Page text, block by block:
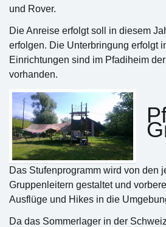
und Rover.
Die Anreise erfolgt soll in diesem
erfolgen. Die Unterbringung erfolgt
Einrichtungen sind im Pfadiheim
vorhanden.
Das Stufenprogramm wird von den
Gruppenleitern gestaltet und
Ausflüge und Hikes in die
Da das Sommerlager in der